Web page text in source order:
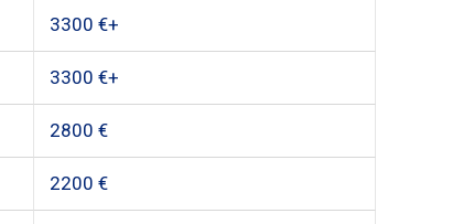
3300 €+
3300 €+
2800 €
2200 €